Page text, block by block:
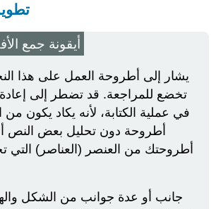
أيقونة جمع
يشار إلى أطروحة العمل على هذا
تخضع للمراجعة. قد تضطر إلى إعادة
في عملية الكتابة، لأنه يكاد يكون
أطروحة دون تحليل بعض النص
أطروحتك من العنصر (العناصر) التي
جانب أو عدة جوانب من الشكل